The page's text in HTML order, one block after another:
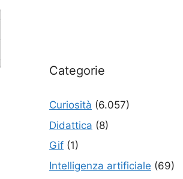
Categorie
Curiosità (6.057)
Didattica (8)
Gif (1)
Intelligenza artificiale (69)